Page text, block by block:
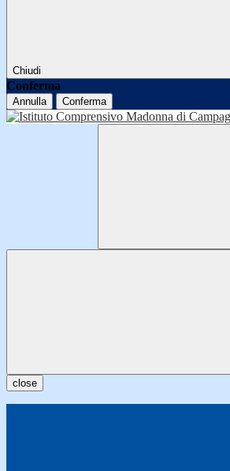
Chiudi
Conferma
Annulla Conferma
close